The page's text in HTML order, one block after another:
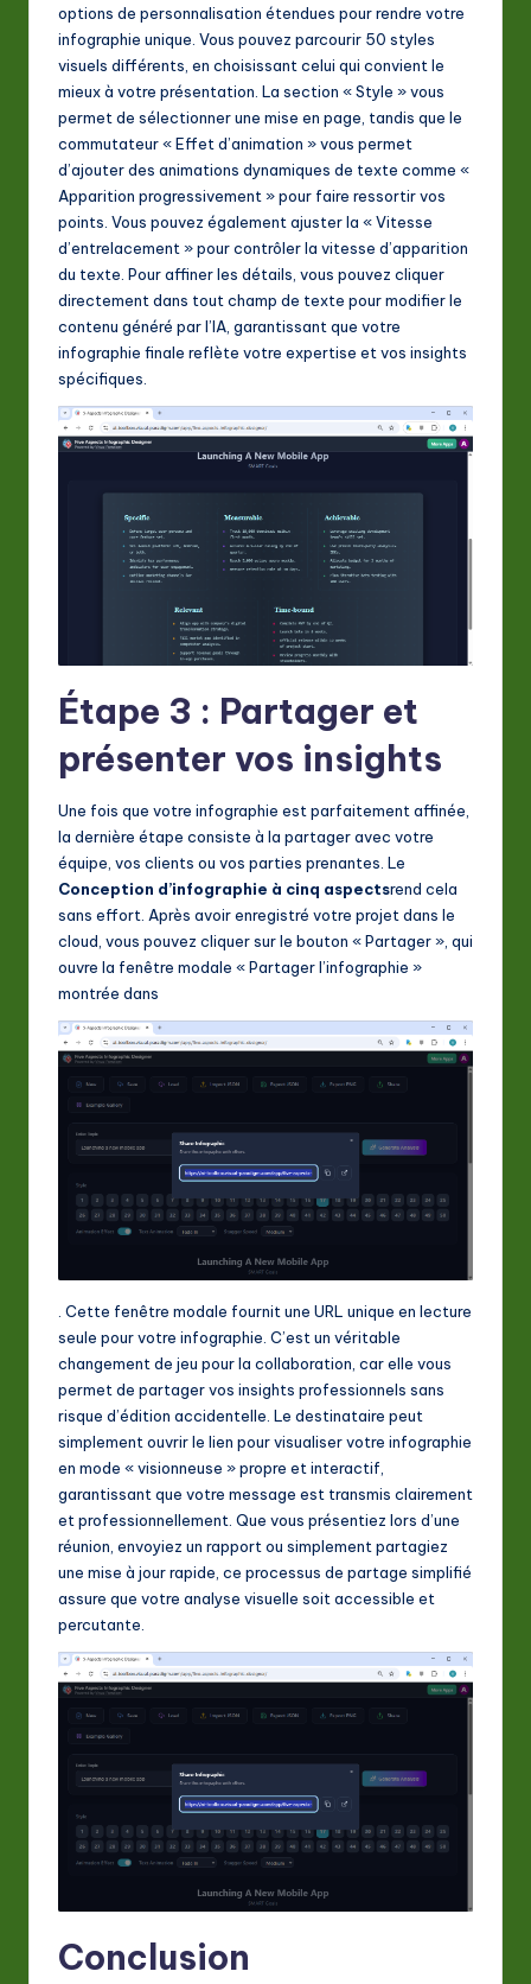
options de personnalisation étendues pour rendre votre
infographie unique. Vous pouvez parcourir 50 styles
visuels différents, en choisissant celui qui convient le
mieux à votre présentation. La section « Style » vous
permet de sélectionner une mise en page, tandis que le
commutateur « Effet d’animation » vous permet
d’ajouter des animations dynamiques de texte comme «
Apparition progressivement » pour faire ressortir vos
points. Vous pouvez également ajuster la « Vitesse
d’entrelacement » pour contrôler la vitesse d’apparition
du texte. Pour affiner les détails, vous pouvez cliquer
directement dans tout champ de texte pour modifier le
contenu généré par l’IA, garantissant que votre
infographie finale reflète votre expertise et vos insights
spécifiques.
Étape 3 : Partager et
présenter vos insights
Une fois que votre infographie est parfaitement affinée,
la dernière étape consiste à la partager avec votre
équipe, vos clients ou vos parties prenantes. Le
Conception d’infographie à cinq aspectsrend cela
sans effort. Après avoir enregistré votre projet dans le
cloud, vous pouvez cliquer sur le bouton « Partager », qui
ouvre la fenêtre modale « Partager l’infographie »
montrée dans
. Cette fenêtre modale fournit une URL unique en lecture
seule pour votre infographie. C’est un véritable
changement de jeu pour la collaboration, car elle vous
permet de partager vos insights professionnels sans
risque d’édition accidentelle. Le destinataire peut
simplement ouvrir le lien pour visualiser votre infographie
en mode « visionneuse » propre et interactif,
garantissant que votre message est transmis clairement
et professionnellement. Que vous présentiez lors d’une
réunion, envoyiez un rapport ou simplement partagiez
une mise à jour rapide, ce processus de partage simplifié
assure que votre analyse visuelle soit accessible et
percutante.
Conclusion